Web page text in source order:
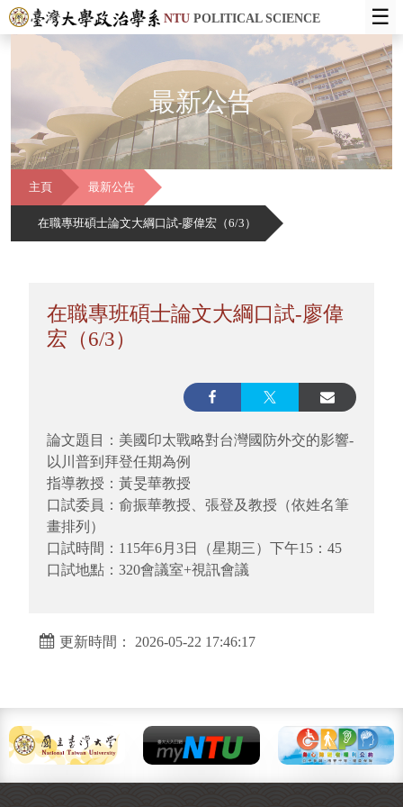
NTUPOLITICAL SCIENCE ☰
最新公告
主頁 最新公告
在職專班碩士論文大綱口試-廖偉宏（6/3）
在職專班碩士論文大綱口試-廖偉
宏（6/3）
論文題目：美國印太戰略對台灣國防外交的影響-
以川普到拜登任期為例
指導教授：黃旻華教授
口試委員：俞振華教授、張登及教授（依姓名筆
畫排列）
口試時間：115年6月3日（星期三）下午15：45
口試地點：320會議室+視訊會議
更新時間： 2026-05-22 17:46:17